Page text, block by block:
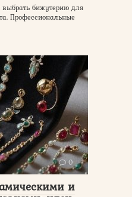
бижутерию для
Профессиональные
0
и